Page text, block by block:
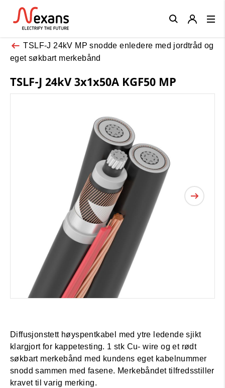
TSLF-J 24kV MP snodde enledere med jordtråd og
eget søkbart merkebånd
TSLF-J 24kV 3x1x50A KGF50 MP
Diffusjonstett høyspentkabel med ytre ledende sjikt
klargjort for kappetesting. 1 stk Cu- wire og et rødt
søkbart merkebånd med kundens eget kabelnummer
snodd sammen med fasene. Merkebåndet tilfredsstiller
kravet til varig merking.
Close